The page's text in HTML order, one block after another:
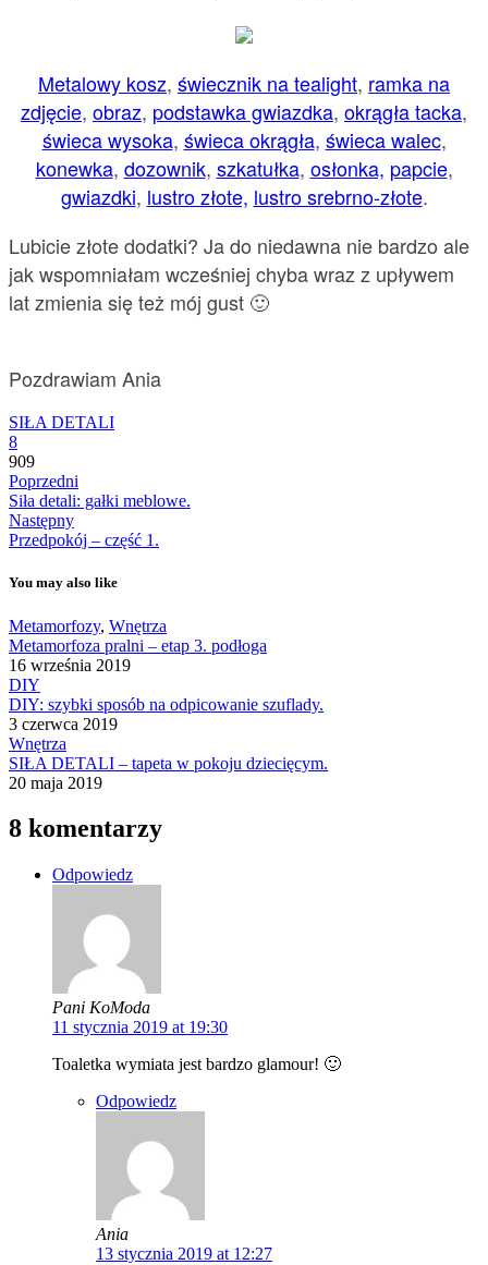
Metalowy kosz, świecznik na tealight, ramka na
zdjęcie, obraz, podstawka gwiazdka, okrągła tacka,
świeca wysoka, świeca okrągła, świeca walec,
konewka, dozownik, szkatułka, osłonka, papcie,
gwiazdki, lustro złote, lustro srebrno-złote.
Lubicie złote dodatki? Ja do niedawna nie bardzo ale
jak wspomniałam wcześniej chyba wraz z upływem
lat zmienia się też mój gust 🙂
Pozdrawiam Ania
SIŁA DETALI
8
909
Poprzedni
Siła detali: gałki meblowe.
Następny
Przedpokój – część 1.
You may also like
Metamorfozy, Wnętrza
Metamorfoza pralni – etap 3. podłoga
16 września 2019
DIY
DIY: szybki sposób na odpicowanie szuflady.
3 czerwca 2019
Wnętrza
SIŁA DETALI – tapeta w pokoju dziecięcym.
20 maja 2019
8 komentarzy
Odpowiedz
Pani KoModa
11 stycznia 2019 at 19:30
Toaletka wymiata jest bardzo glamour! 🙂
Odpowiedz
Ania
13 stycznia 2019 at 12:27